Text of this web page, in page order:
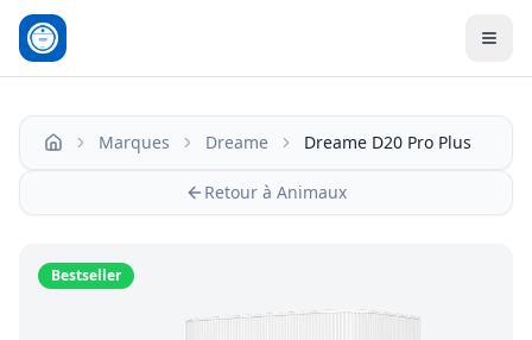
Accueil Marques Dreame Dreame D20 Pro Plus
Retour à Animaux
Bestseller